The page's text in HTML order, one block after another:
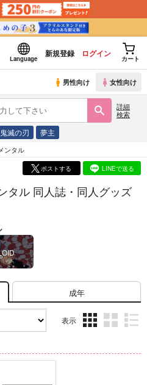
Language
新規登録 ログイン
カート
男性向け 女性向け
詳細
検索
鬼滅の刃 夢主
ンタル
ポストする LINEで送る
タル 同人誌・同人グッズ
成年
表示
ム
ム
ム